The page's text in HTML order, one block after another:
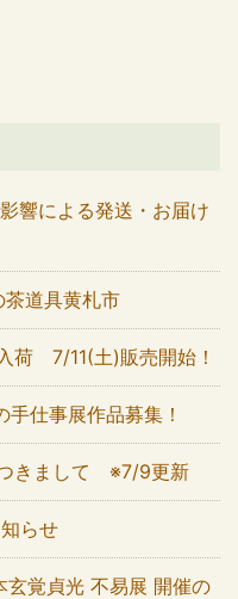
響による発送・お届け
茶道具黄札市
荷 7/11(土)販売開始！
手仕事展作品募集！
つきまして ※7/9更新
らせ
玄覚貞光 不易展 開催の